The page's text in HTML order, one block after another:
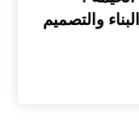
والتصميم